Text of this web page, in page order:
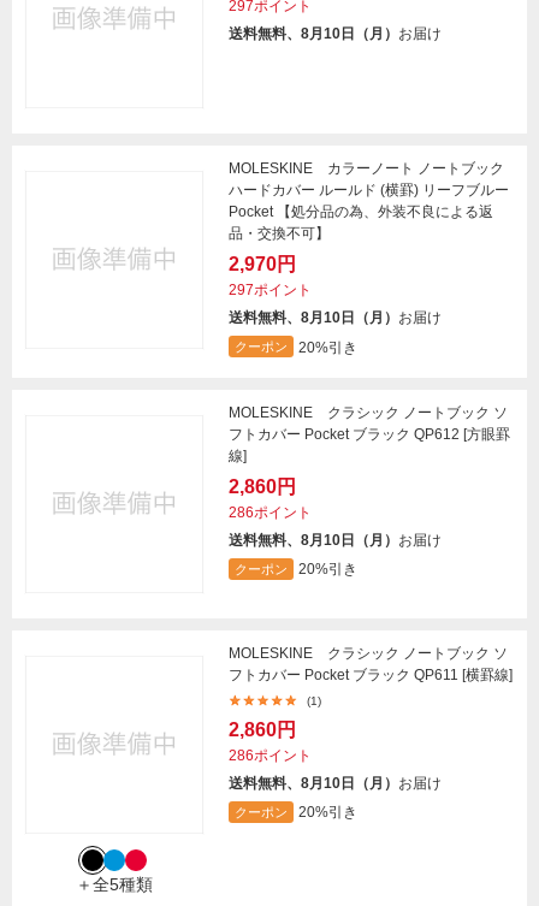
297ポイント
送料無料、8月10日（月） お届け
MOLESKINE カラーノート ノートブック
ハードカバー ルールド (横罫) リーフブルー
Pocket 【処分品の為、外装不良による返
品・交換不可】
2,970円
297ポイント
送料無料、8月10日（月） お届け
クーポン 20%引き
MOLESKINE クラシック ノートブック ソ
フトカバー Pocket ブラック QP612 [方眼罫
線]
2,860円
286ポイント
送料無料、8月10日（月） お届け
クーポン 20%引き
＋全5種類
MOLESKINE クラシック ノートブック ソ
フトカバー Pocket ブラック QP611 [横罫線]
(1)
2,860円
286ポイント
送料無料、8月10日（月） お届け
クーポン 20%引き